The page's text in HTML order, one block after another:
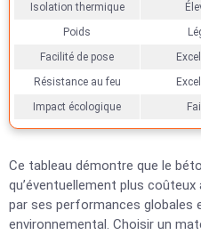
Isolation thermique
Poids
Facilité de pose
Résistance au feu
Impact écologique
Ce tableau démontre que le
qu’éventuellement plus
par ses performances globales
environnemental. Choisir un